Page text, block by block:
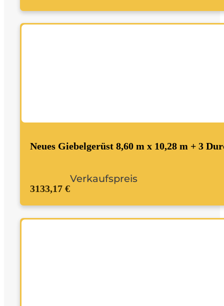
Neues Giebelgerüst 8,60 m x 10,28 m + 3
3133,17 €
Verkaufspreis